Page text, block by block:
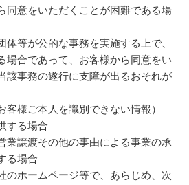
同意をいただくことが困難である場
体等が公的な事務を実施する上で、
場合であって、お客様から同意をい
該事務の遂行に支障が出るおそれが
客様ご本人を識別できない情報）
する場合
業譲渡その他の事由による事業の承
る場合
のホームページ等で、あらじめ、次